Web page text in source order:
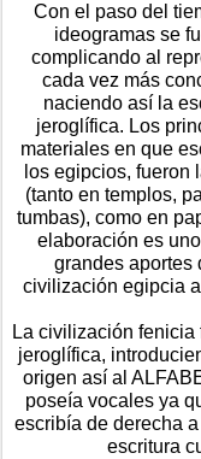
Con el paso del
ideogramas se
complicando al
cada vez más
naciendo así la
jeroglífica. Los
materiales en que
los egipcios, fueron
(tanto en templos,
tumbas), como en
elaboración es
grandes aportes
civilización egipcia
La civilización
jeroglífica,
origen así al
poseía vocales ya
escribía de derecha
escritura